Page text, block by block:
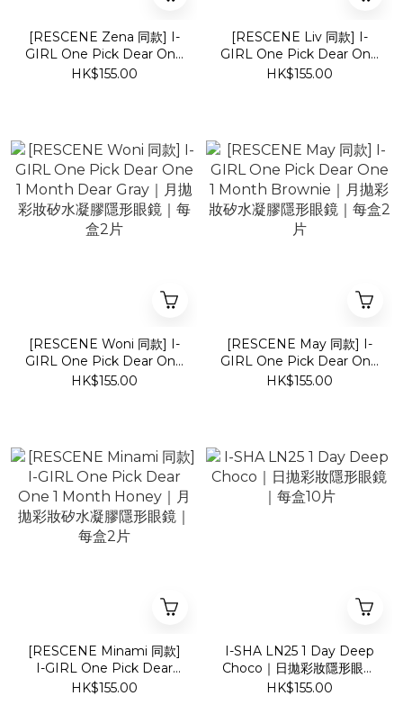
[RESCENE Zena 同款] I-
GIRL One Pick Dear One
1 Month Beige｜月拋彩妝
HK$155.00
[RESCENE Liv 同款] I-
GIRL One Pick Dear One
1 Month G Gray｜月拋彩妝
HK$155.00
[RESCENE Woni 同款] I-
GIRL One Pick Dear One
1 Month Dear Gray｜月拋
HK$155.00
[RESCENE May 同款] I-
GIRL One Pick Dear One
1 Month Brownie｜月拋彩
HK$155.00
[RESCENE Minami 同款]
I-GIRL One Pick Dear
One 1 Month Honey｜月
HK$155.00
I-SHA LN25 1 Day Deep
Choco｜日拋彩妝隱形眼鏡
｜每盒10片
HK$155.00